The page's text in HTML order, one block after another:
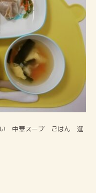
い 中華スープ ごはん 選